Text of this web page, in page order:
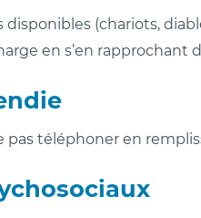
disponibles (chariots,
en s’en rapprochant
pas téléphoner en